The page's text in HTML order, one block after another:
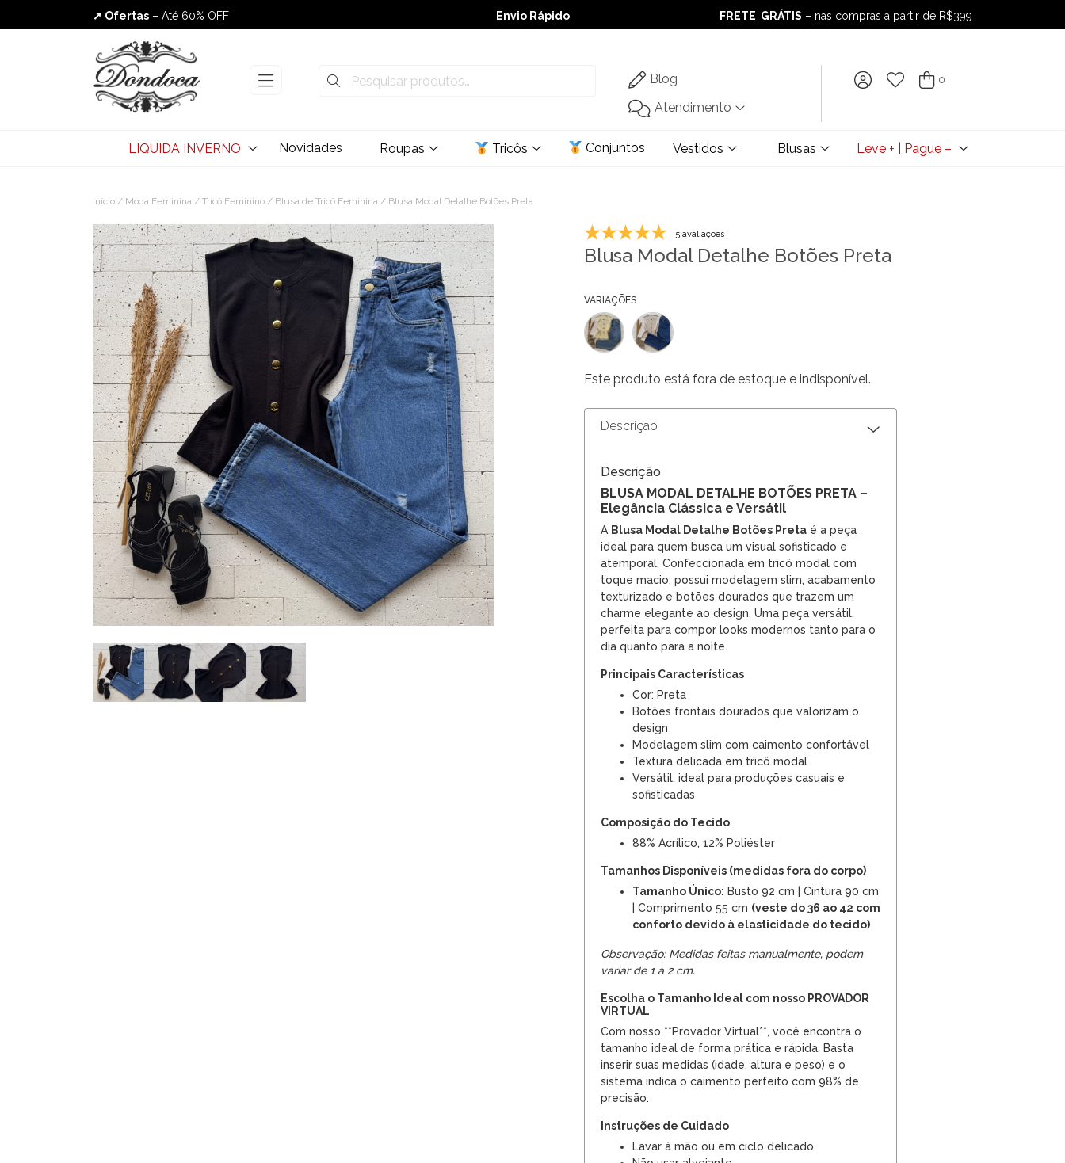
➚ Ofertas – Até 60% OFF
Envio Rápido
Envio Rápido
➚ Ofertas– Até 60% OFF
FRETE GRÁTIS – nas compras a partir de R$399
FRETE GRÁTIS– nas compras a partir de R$399
Blog
Atendimento
0
LIQUIDA INVERNO Novidades Roupas Tricôs Conjuntos Vestidos Blusas Leve + | Pague –
Início / Moda Feminina / Tricô Feminino / Blusa de Tricô Feminina / Blusa Modal Detalhe Botões Preta
5 avaliações
Blusa Modal Detalhe Botões Preta
VARIAÇÕES
Este produto está fora de estoque e indisponível.
Descrição
Descrição
BLUSA MODAL DETALHE BOTÕES PRETA –
Elegância Clássica e Versátil
A Blusa Modal Detalhe Botões Preta é a peça
ideal para quem busca um visual sofisticado e
atemporal. Confeccionada em tricô modal com
toque macio, possui modelagem slim, acabamento
texturizado e botões dourados que trazem um
charme elegante ao design. Uma peça versátil,
perfeita para compor looks modernos tanto para o
dia quanto para a noite.
Principais Características
Cor: Preta
Botões frontais dourados que valorizam o
design
Modelagem slim com caimento confortável
Textura delicada em tricô modal
Versátil, ideal para produções casuais e
sofisticadas
Composição do Tecido
88% Acrílico, 12% Poliéster
Tamanhos Disponíveis (medidas fora do corpo)
Tamanho Único: Busto 92 cm | Cintura 90 cm
| Comprimento 55 cm (veste do 36 ao 42 com
conforto devido à elasticidade do tecido)
Observação: Medidas feitas manualmente, podem
variar de 1 a 2 cm.
Escolha o Tamanho Ideal com nosso PROVADOR
VIRTUAL
Com nosso **Provador Virtual**, você encontra o
tamanho ideal de forma prática e rápida. Basta
inserir suas medidas (idade, altura e peso) e o
sistema indica o caimento perfeito com 98% de
precisão.
Instruções de Cuidado
Lavar à mão ou em ciclo delicado